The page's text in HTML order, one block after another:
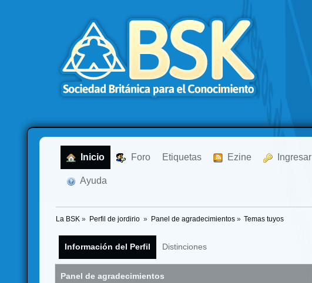
Inicio Foro Etiquetas Ezine Ingresar
Ayuda
La BSK » Perfil de jordirio » Panel de agradecimientos» Temas tuyos
Información del Perfil Distinciones
Panel de agradecimientos